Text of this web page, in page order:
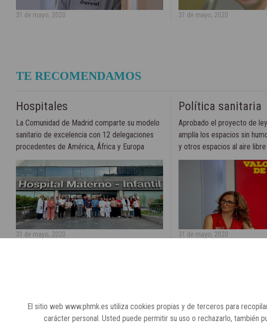
31 de mayo, 2020 31 de mayo, 2020
TE RECOMENDAMOS
Hospitales
La Comunidad de Madrid comparte su modelo
sanitario de excelencia con 12 delegaciones
procedentes de América, África y Europa
31 de mayo, 2020
Política sanitaria
Aprobado el proyecto de
amplía los espacios sin
y otros espacios al aire libre
31 de mayo, 2020
El sitio web www.phmk.es utiliza cookies propias y de terceros para
carácter personal. Usted puede permitir su uso o rechazarlo, también